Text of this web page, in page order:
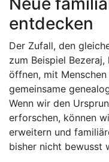
entdecken
Der Zufall, den
zum Beispiel
öffnen, mit
gemeinsame
Wenn wir den
erforschen, können
erweitern und
bisher nicht bewusst